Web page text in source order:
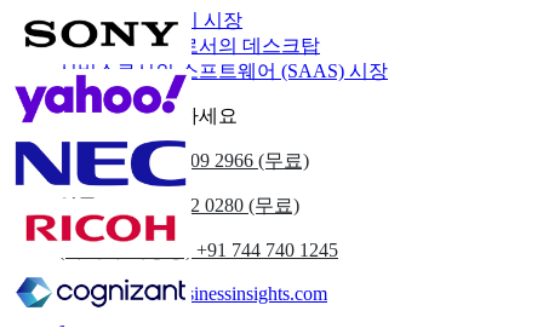
이더넷 스토리지 시장
서비스 시장으로서의 데스크탑
서비스로서의 소프트웨어 (SAAS) 시장
우리에게 연락하세요
우리를+1 833 909 2966 (무료)
영국 +44 808 502 0280 (무료)
(아시아 태평양) +91 744 740 1245
sales@fortunebusinessinsights.com